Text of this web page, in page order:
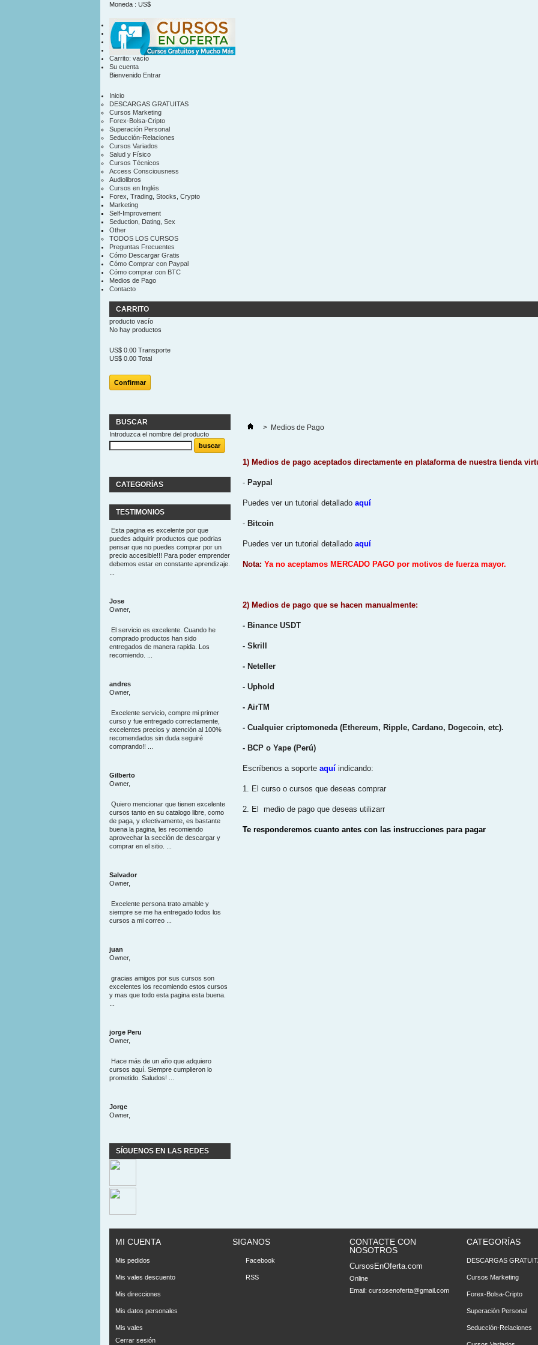
Moneda : US$
US$
contacto
mapa sitio
Carrito: vacío
Su cuenta
Bienvenido Entrar
Inicio
DESCARGAS GRATUITAS
Cursos Marketing
Forex-Bolsa-Cripto
Superación Personal
Seducción-Relaciones
Cursos Variados
Salud y Físico
Cursos Técnicos
Access Consciousness
Audiolibros
Cursos en Inglés
Forex, Trading, Stocks, Crypto
Marketing
Self-Improvement
Seduction, Dating, Sex
Other
TODOS LOS CURSOS
Preguntas Frecuentes
Cómo Descargar Gratis
Cómo Comprar con Paypal
Cómo comprar con BTC
Medios de Pago
Contacto
CARRITO
producto vacío
No hay productos
US$ 0.00 Transporte
US$ 0.00 Total
Confirmar
BUSCAR
Introduzca el nombre del producto
CATEGORÍAS
TESTIMONIOS
Esta pagina es excelente por que
puedes adquirir productos que podrias
pensar que no puedes comprar por un
precio accesible!!! Para poder emprender
debemos estar en constante aprendizaje.
Jose
Owner,
El servicio es excelente. Cuando he
comprado productos han sido
entregados de manera rapida. Los
recomiendo. ...
andres
Owner,
Excelente servicio, compre mi primer
curso y fue entregado correctamente,
excelentes precios y atención al 100%
recomendados sin duda seguiré
comprando!! ...
Gilberto
Owner,
Quiero mencionar que tienen excelente
cursos tanto en su catalogo libre, como
de paga, y efectivamente, es bastante
buena la pagina, les recomiendo
aprovechar la sección de descargar y
comprar en el sitio. ...
Salvador
Owner,
Excelente persona trato amable y
siempre se me ha entregado todos los
cursos a mi correo ...
juan
Owner,
gracias amigos por sus cursos son
excelentes los recomiendo estos cursos
y mas que todo esta pagina esta buena.
jorge Peru
Owner,
Hace más de un año que adquiero
cursos aquí. Siempre cumplieron lo
prometido. Saludos! ...
Jorge
Owner,
SÍGUENOS EN LAS REDES
> Medios de Pago
1) Medios de pago aceptados directamente en plataforma de nuestra tienda
- Paypal
Puedes ver un tutorial detallado aquí
- Bitcoin
Puedes ver un tutorial detallado aquí
Nota: Ya no aceptamos MERCADO PAGO por motivos de fuerza mayor.
2) Medios de pago que se hacen manualmente:
- Binance USDT
- Skrill
- Neteller
- Uphold
- AirTM
- Cualquier criptomoneda (Ethereum, Ripple, Cardano, Dogecoin, etc).
- BCP o Yape (Perú)
Escríbenos a soporte aquí indicando:
1. El curso o cursos que deseas comprar
2. El medio de pago que deseas utilizarr
Te responderemos cuanto antes con las instrucciones para pagar
MI CUENTA
Mis pedidos
Mis vales descuento
Mis direcciones
Mis datos personales
Mis vales
Cerrar sesión
SIGANOS
Facebook
RSS
CONTACTE CON
NOSOTROS
CursosEnOferta.com
Online
Email: cursosenoferta@gmail.com
CATEGORÍAS
DESCARGAS
Cursos Marketing
Forex-Bolsa-Cripto
Superación Personal
Seducción-Relaciones